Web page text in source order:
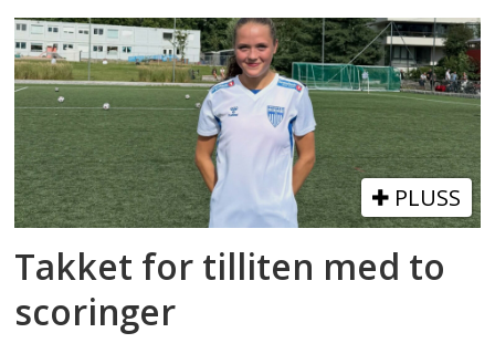
PLUSS
Takket for tilliten med to
scoringer